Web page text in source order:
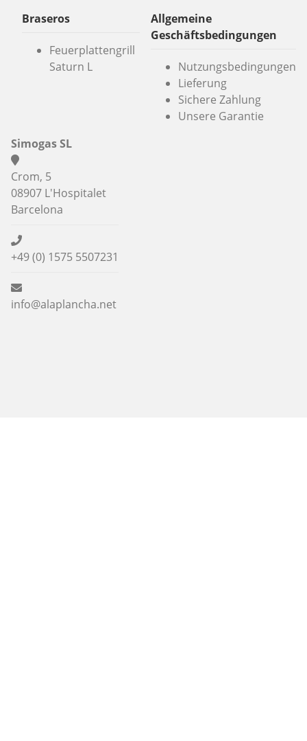
Braseros
Feuerplattengrill
Saturn L
Allgemeine
Geschäftsbedingungen
Nutzungsbedingungen
Lieferung
Sichere Zahlung
Unsere Garantie
Simogas SL
Crom, 5
08907 L'Hospitalet
Barcelona
+49 (0) 1575 5507231
info@alaplancha.net